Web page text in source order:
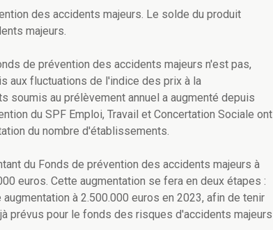
des accidents majeurs. Le solde du produit
majeurs.
de prévention des accidents majeurs n'est pas,
aux fluctuations de l'indice des prix à la
soumis au prélèvement annuel a augmenté depuis
du SPF Emploi, Travail et Concertation Sociale ont
du nombre d'établissements.
du Fonds de prévention des accidents majeurs à
euros. Cette augmentation se fera en deux étapes :
à 2.500.000 euros en 2023, afin de tenir
prévus pour le fonds des risques d'accidents majeurs